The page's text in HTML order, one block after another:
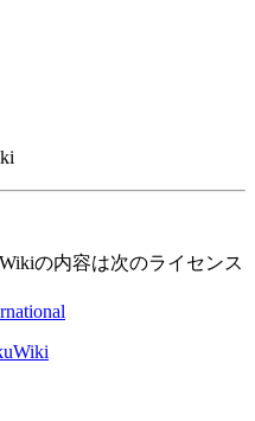
の内容は次のライセンス